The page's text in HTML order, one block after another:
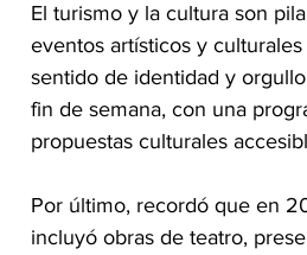
El turismo y la cultura son
eventos artísticos y
sentido de identidad y
fin de semana, con una
propuestas culturales
Por último, recordó que en
incluyó obras de teatro,